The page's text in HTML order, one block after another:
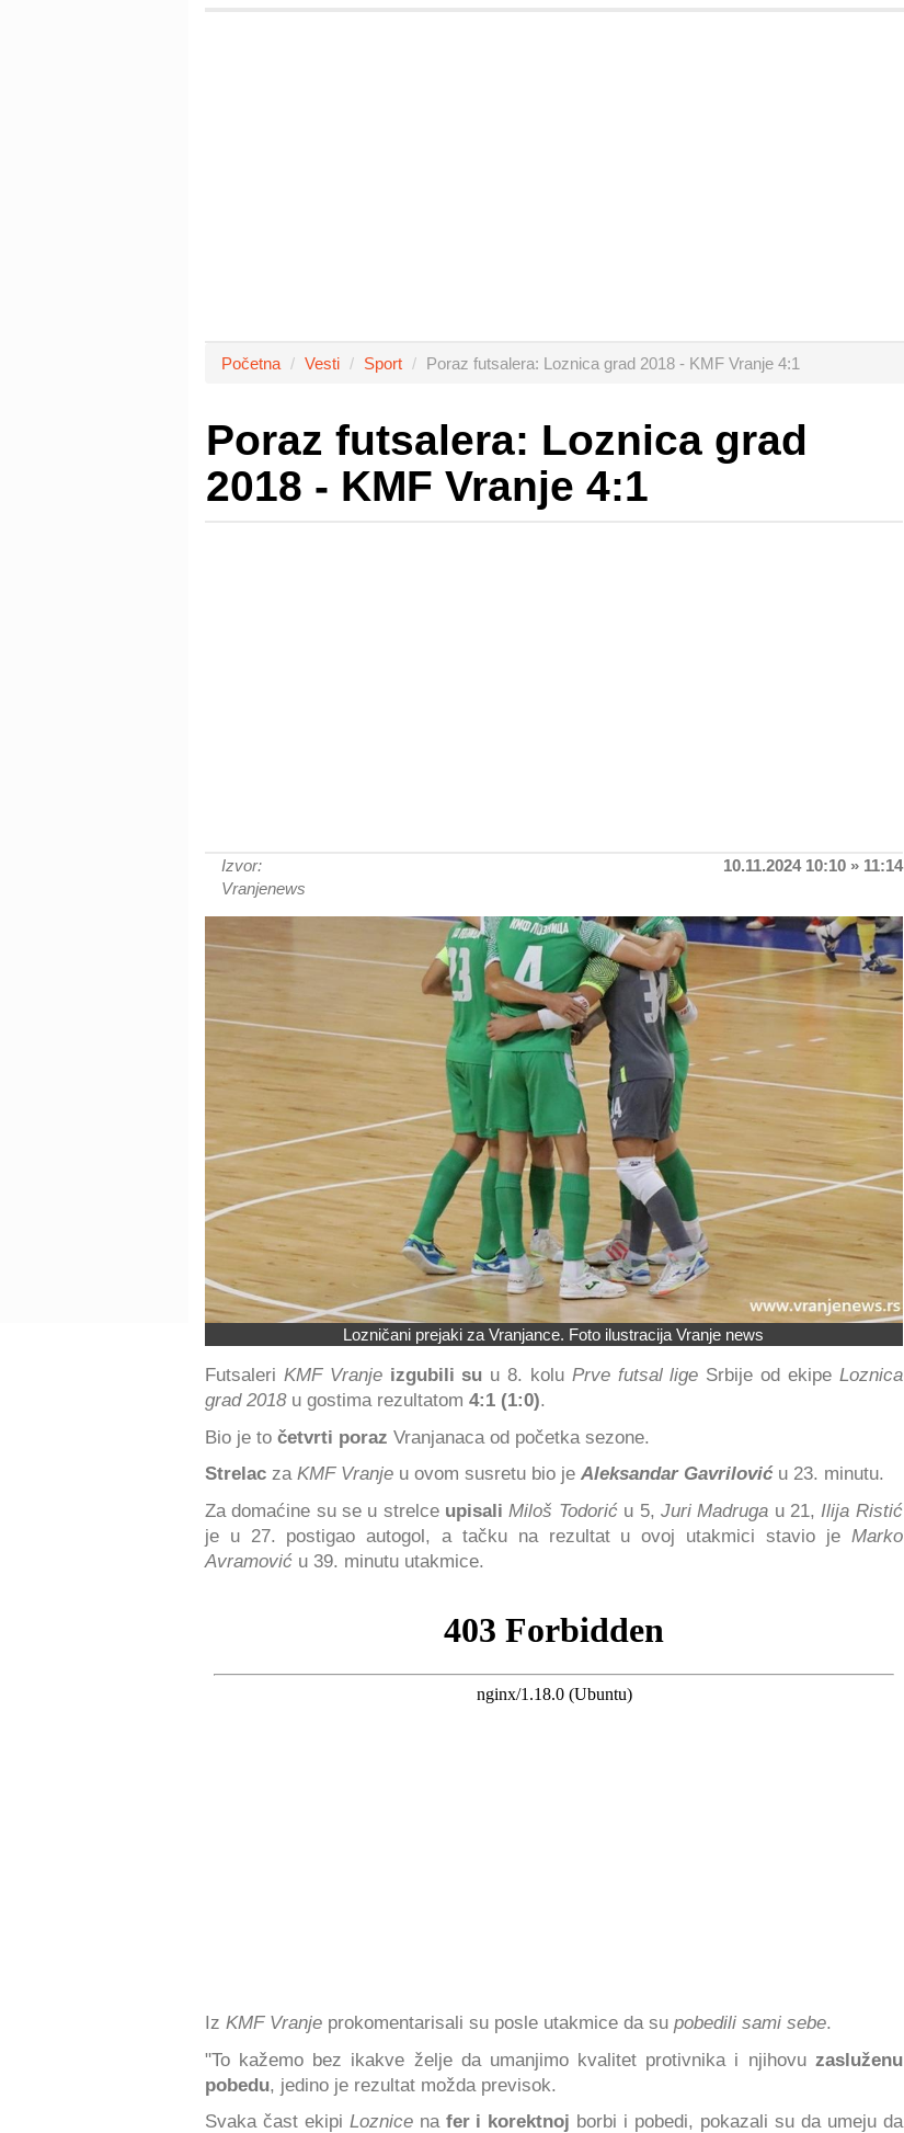
Početna Vesti Sport Poraz futsalera: Loznica grad 2018 - KMF Vranje 4:1
Poraz futsalera: Loznica grad
2018 - KMF Vranje 4:1
Izvor:
Vranjenews
10.11.2024 10:10 » 11:14
Lozničani prejaki za Vranjance. Foto ilustracija Vranje news
Futsaleri KMF Vranje izgubili su u 8. kolu Prve futsal lige Srbije od ekipe Loznica
grad 2018u gostima rezultatom 4:1 (1:0).
Bio je to četvrti poraz Vranjanaca od početka sezone.
Strelac za KMF Vranje u ovom susretu bio je Aleksandar Gavrilović u 23. minutu.
Za domaćine su se u strelceupisali Miloš Todorić u 5, Juri Madruga u 21, Ilija Ristić
je u 27. postigao autogol, a tačku na rezultat u ovoj utakmici stavio jeMarko
Avramović u 39. minutu utakmice.
Iz KMF Vranje prokomentarisali su posle utakmice da su pobedili sami sebe.
"To kažemo bez ikakve želje da umanjimo kvalitet protivnika i njihovu zasluženu
pobedu, jedino je rezultat možda previsok.
Svaka čast ekipi Loznice na fer i korektnoj borbi i pobedi, pokazali su da umeju da